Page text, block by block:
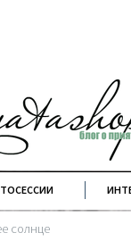
солнце